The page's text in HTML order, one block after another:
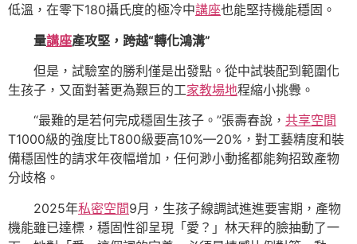
低溫，在零下180攝氏度的極冷中講座也能堅持機能穩固。
量講座產攻堅，跨越“轉化鴻溝”
但是，試驗室的勝利僅是出發點。從中試裝配到範圍化
生孩子，又面對著更為艱巨的工家教場地程縮小挑釁。
“最難的是若何完成穩固生孩子。”張壽春說， 共享空間
T1000級的強度比T800級要高10%—20%，對工藝精度和裝
備穩固性的請求年夜幅增加，任何渺小動搖都能夠招致產物
分歧格。
2025年私密空間9月，生孩子線調試進進要害期，產物
機能雖已達標，穩固性卻呈現「愛？」林天秤的臉抽動了一